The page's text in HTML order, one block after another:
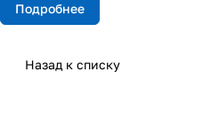
Подробнее
Назад к списку